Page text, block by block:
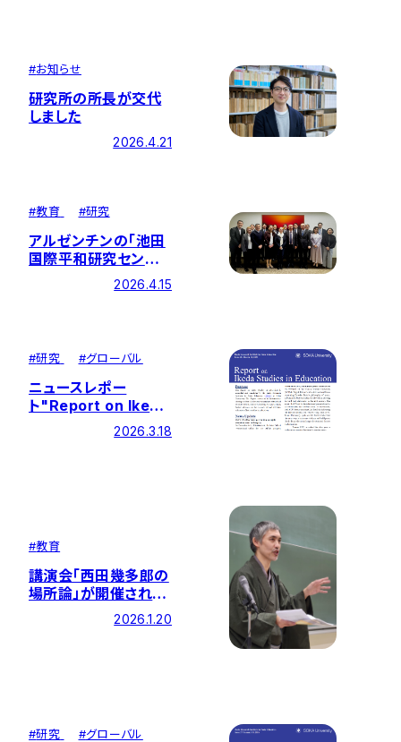
#お知らせ
研究所の所長が交代
しました
2026.4.21
#教育 #研究
アルゼンチンの「池田
国際平和研究センタ
ー」一行と交流しまし
2026.4.15
#研究 #グローバル
ニュースレポー
ト"Report on Ikeda
Education" 第28号
2026.3.18
#教育
講演会「西田幾多郎の
場所論」が開催されま
2026.1.20
#研究 #グローバル